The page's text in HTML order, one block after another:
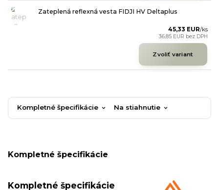
Zateplená reflexná vesta FIDJI HV Deltaplus
45,33 EUR/ks
36,85 EUR bez DPH
Zvoliť variant
Kompletné špecifikácie Na stiahnutie
Kompletné špecifikácie
Kompletné špecifikácie